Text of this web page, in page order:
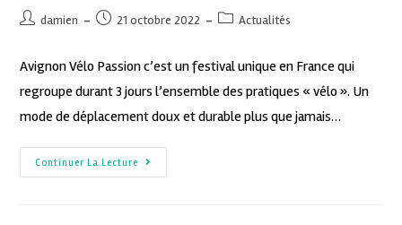
damien 21 octobre 2022 Actualités
Avignon Vélo Passion c’est un festival unique en France qui
regroupe durant 3 jours l’ensemble des pratiques « vélo ». Un
mode de déplacement doux et durable plus que jamais…
Continuer La Lecture